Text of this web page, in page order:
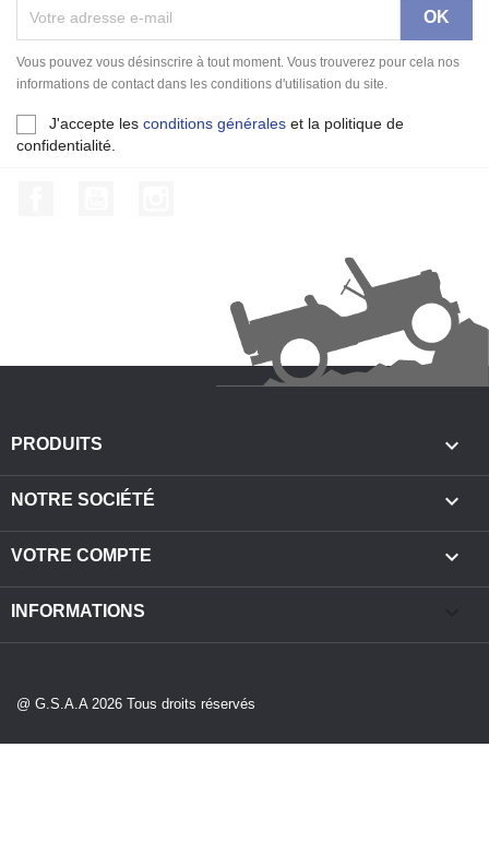
Vous pouvez vous désinscrire à tout moment. Vous trouverez pour cela nos
informations de contact dans les conditions d'utilisation du site.
J'accepte les conditions générales et la politique de
confidentialité.
PRODUITS 
NOTRE SOCIÉTÉ 
VOTRE COMPTE 
INFORMATIONS
@ G.S.A.A 2026 Tous droits réservés